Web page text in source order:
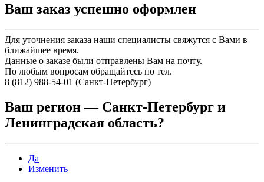
Ваш заказ успешно оформлен
Для уточнения заказа наши специалисты свяжутся с Вами в
ближайшее время.
Данные о заказе были отправлены Вам на почту.
По любым вопросам обращайтесь по тел.
8 (812) 988-54-01 (Санкт-Петербург)
Ваш регион — Санкт-Петербург и
Ленинградская область?
Да
Изменить